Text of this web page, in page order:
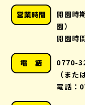
開園時
園）
開園時
0770-
（ま
電話：